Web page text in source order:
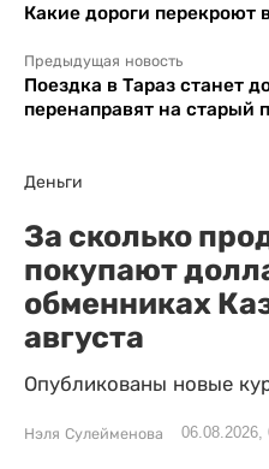
Какие дороги перекроют
Предыдущая новость
Поездка в Тараз станет
перенаправят на старый
Деньги
За сколько
покупают
обменниках
августа
Опубликованы новые
Нэля Сулейменова 06.08.2026,